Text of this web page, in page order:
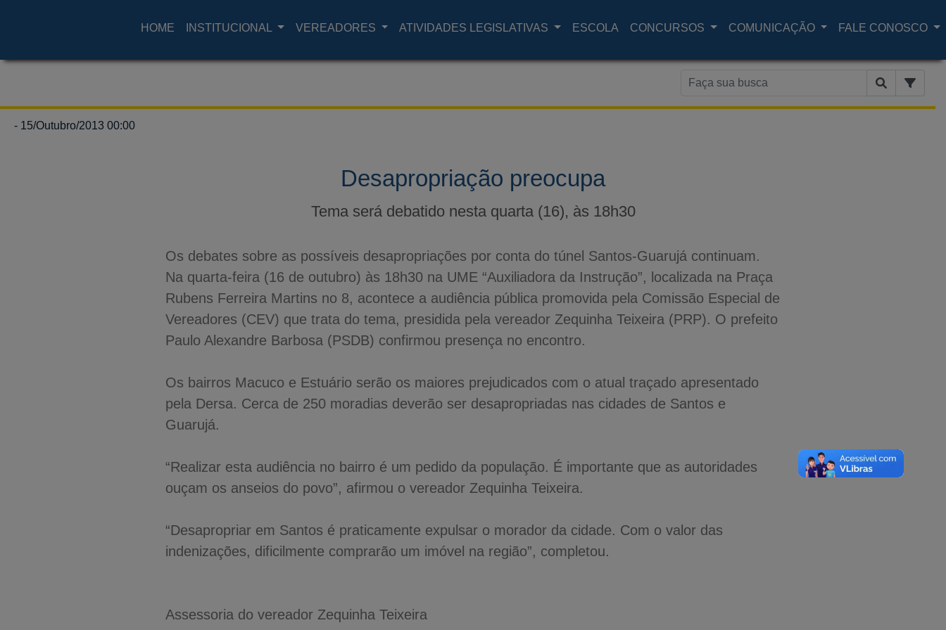
HOME INSTITUCIONAL VEREADORES ATIVIDADES LEGISLATIVAS ESCOLA CONCURSOS COMUNICAÇÃO FALE CONOSCO
- 15/Outubro/2013 00:00
Desapropriação preocupa
Tema será debatido nesta quarta (16), às 18h30
Os debates sobre as possíveis desapropriações por conta do túnel Santos-Guarujá continuam.
Na quarta-feira (16 de outubro) às 18h30 na UME “Auxiliadora da Instrução”, localizada na Praça
Rubens Ferreira Martins no 8, acontece a audiência pública promovida pela Comissão Especial de
Vereadores (CEV) que trata do tema, presidida pela vereador Zequinha Teixeira (PRP). O prefeito
Paulo Alexandre Barbosa (PSDB) confirmou presença no encontro.
Os bairros Macuco e Estuário serão os maiores prejudicados com o atual traçado apresentado
pela Dersa. Cerca de 250 moradias deverão ser desapropriadas nas cidades de Santos e
Guarujá.
“Realizar esta audiência no bairro é um pedido da população. É importante que as autoridades
ouçam os anseios do povo”, afirmou o vereador Zequinha Teixeira.
“Desapropriar em Santos é praticamente expulsar o morador da cidade. Com o valor das
indenizações, dificilmente comprarão um imóvel na região”, completou.
Assessoria do vereador Zequinha Teixeira